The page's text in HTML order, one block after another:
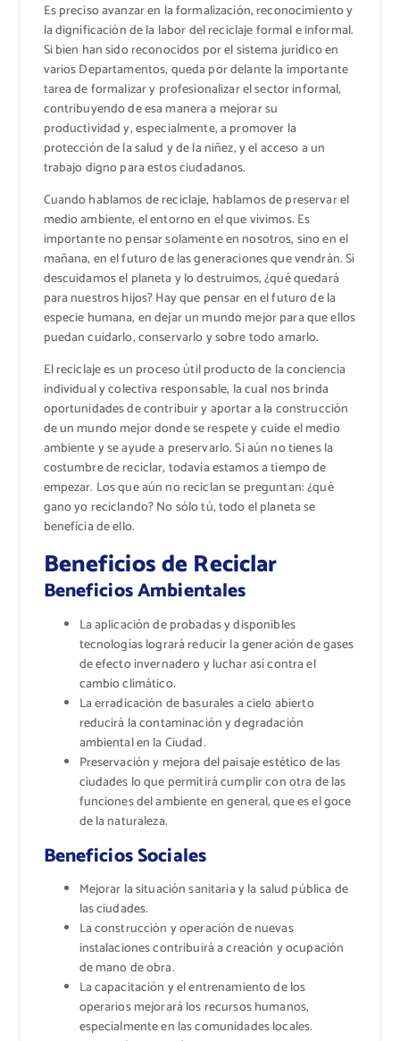
Es preciso avanzar en la formalización, reconocimiento y
la dignificación de la labor del reciclaje formal e informal.
Si bien han sido reconocidos por el sistema jurídico en
varios Departamentos, queda por delante la importante
tarea de formalizar y profesionalizar el sector informal,
contribuyendo de esa manera a mejorar su
productividad y, especialmente, a promover la
protección de la salud y de la niñez, y el acceso a un
trabajo digno para estos ciudadanos.
Cuando hablamos de reciclaje, hablamos de preservar el
medio ambiente, el entorno en el que vivimos. Es
importante no pensar solamente en nosotros, sino en el
mañana, en el futuro de las generaciones que vendrán. Si
descuidamos el planeta y lo destruimos, ¿qué quedará
para nuestros hijos? Hay que pensar en el futuro de la
especie humana, en dejar un mundo mejor para que ellos
puedan cuidarlo, conservarlo y sobre todo amarlo.
El reciclaje es un proceso útil producto de la conciencia
individual y colectiva responsable, la cual nos brinda
oportunidades de contribuir y aportar a la construcción
de un mundo mejor donde se respete y cuide el medio
ambiente y se ayude a preservarlo. Si aún no tienes la
costumbre de reciclar, todavía estamos a tiempo de
empezar. Los que aún no reciclan se preguntan: ¿qué
gano yo reciclando? No sólo tú, todo el planeta se
beneficia de ello.
Beneficios de Reciclar
Beneficios Ambientales
La aplicación de probadas y disponibles
tecnologías logrará reducir la generación de gases
de efecto invernadero y luchar así contra el
cambio climático.
La erradicación de basurales a cielo abierto
reducirá la contaminación y degradación
ambiental en la Ciudad.
Preservación y mejora del paisaje estético de las
ciudades lo que permitirá cumplir con otra de las
funciones del ambiente en general, que es el goce
de la naturaleza.
Beneficios Sociales
Mejorar la situación sanitaria y la salud pública de
las ciudades.
La construcción y operación de nuevas
instalaciones contribuirá a creación y ocupación
de mano de obra.
La capacitación y el entrenamiento de los
operarios mejorará los recursos humanos,
especialmente en las comunidades locales.